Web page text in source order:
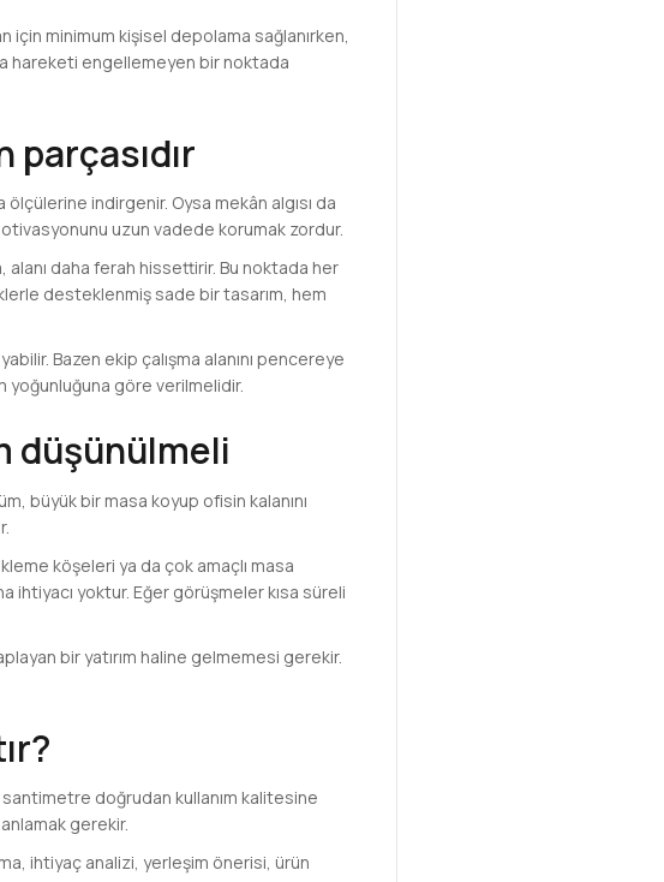
için minimum kişisel depolama sağlanırken,
hareketi engellemeyen bir noktada
parçasıdır
ölçülerine indirgenir. Oysa mekân algısı da
uzun vadede korumak zordur.
alanı daha ferah hissettirir. Bu noktada her
desteklenmiş sade bir tasarım, hem
Bazen ekip çalışma alanını pencereye
yoğunluğuna göre verilmelidir.
düşünülmeli
büyük bir masa koyup ofisin kalanını
köşeleri ya da çok amaçlı masa
ihtiyacı yoktur. Eğer görüşmeler kısa süreli
bir yatırım haline gelmemesi gerekir.
doğrudan kullanım kalitesine
gerekir.
ihtiyaç analizi, yerleşim önerisi, ürün